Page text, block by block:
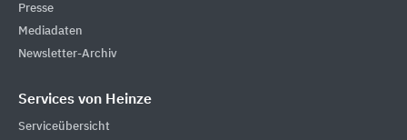
Presse
Mediadaten
Newsletter-Archiv
Services von Heinze
Serviceübersicht